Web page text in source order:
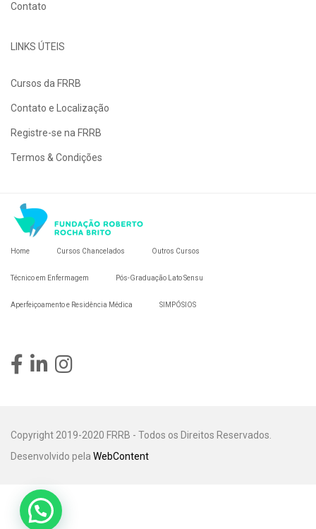
Contato
LINKS ÚTEIS
Cursos da FRRB
Contato e Localização
Registre-se na FRRB
Termos & Condições
Home Cursos Chancelados Outros Cursos
Técnico em Enfermagem Pós-Graduação Lato Sensu
Aperfeiçoamento e Residência Médica SIMPÓSIOS
Copyright 2019-2020 FRRB - Todos os Direitos Reservados.
Desenvolvido pela WebContent